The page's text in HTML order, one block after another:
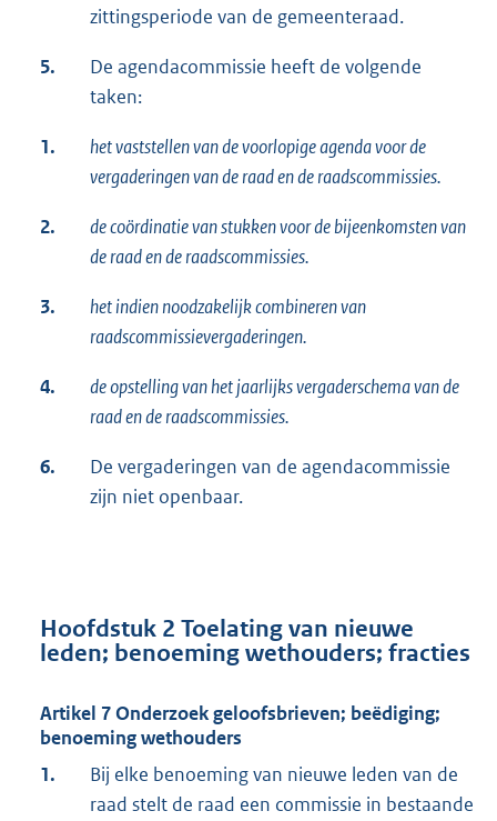
zittingsperiode van de gemeenteraad.
5.
De agendacommissie heeft de volgende
taken:
1.
het vaststellen van de voorlopige agenda voor de
vergaderingen van de raad en de raadscommissies.
2.
de coördinatie van stukken voor de bijeenkomsten van
de raad en de raadscommissies.
3.
het indien noodzakelijk combineren van
raadscommissievergaderingen.
4.
de opstelling van het jaarlijks vergaderschema van de
raad en de raadscommissies.
6.
De vergaderingen van de agendacommissie
zijn niet openbaar.
Hoofdstuk 2 Toelating van nieuwe
leden; benoeming wethouders; fracties
Artikel 7 Onderzoek geloofsbrieven; beëdiging;
benoeming wethouders
1.
Bij elke benoeming van nieuwe leden van de
raad stelt de raad een commissie in bestaande